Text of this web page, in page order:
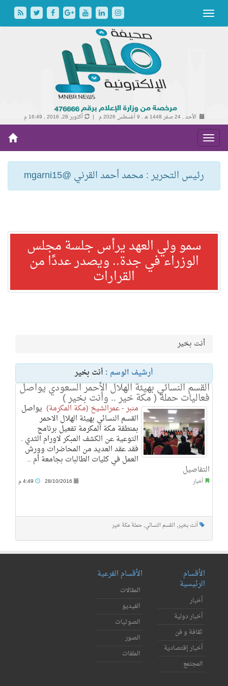
الأحد , 24 صفر 1448 هـ , 9 أغسطس 2026 م | أكتوبر 28, 2016 , 16:49 م
رئيس التحرير : محمد أحمد القرني @mgarni15
سمو ولي العهد يرأس جلسة مجلس
الوزراء في جدة.. ويصدر عددًا من
القرارات
أنت بخير
أرشيف الوسم : أنت بخير
القسم النسائي بهيئة الهلال الأحمر السعودي يواصل
فعاليات حملة ( مكة خير .. وأنت بخير )
منبر - عمرالشيخ (مكة المكرمة) يواصل
القسم النسائي بهيئة الهلال الاحمر
بمنطقة مكة المكرمة تفعيل برنامج
التوعية عن الكشف المبكر لاورام الثدي .
فقد عقد العديد من المحاضرات وورش
العمل في كليات الطالبات بجامعة أم ..
التفاصيل
أخبار 28/10/2016
أنت بخير, القسم النسائي, حملة مكة خير
الأقسام
الرئيسية
أخبار
أخبار دولية
ثقافة و فن
أخبار إقتصادية
المجتمع
الأقسام الفرعية
المقالات
الفيديو
الصوتيات
الصور
الملفات